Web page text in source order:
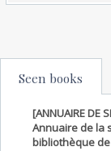
Seen books
[ANNUAIRE DE
Annuaire de la
bibliothèque